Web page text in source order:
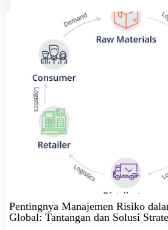
Pentingnya Manajemen Risiko
Global: Tantangan dan Solusi